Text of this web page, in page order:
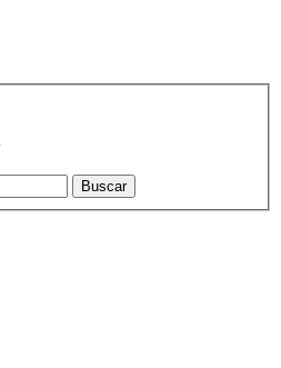
Buscar